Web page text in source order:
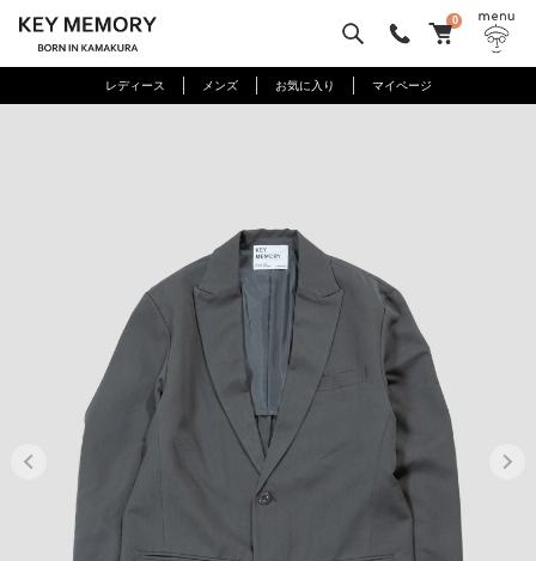
0
レディース メンズ お気に入り マイページ